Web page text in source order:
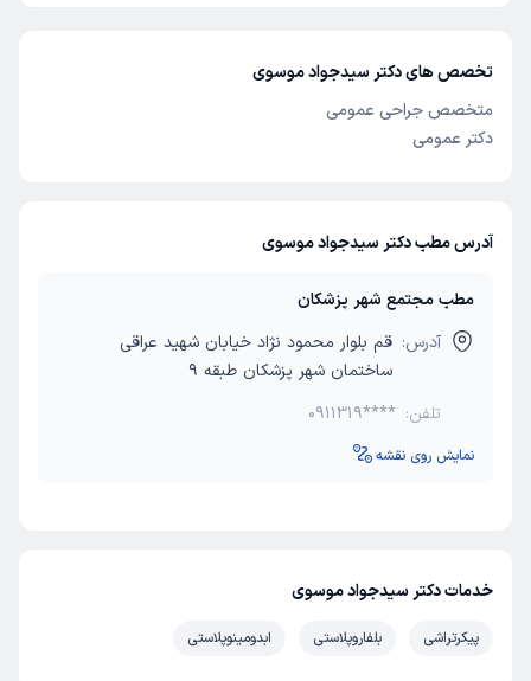
تخصص های دکتر سیدجواد موسوی
متخصص جراحی عمومی
دکتر عمومی
آدرس مطب دکتر سیدجواد موسوی
مطب مجتمع شهر پزشکان
آدرس: قم بلوار محمود نژاد خیابان شهید عراقی
ساختمان شهر پزشکان طبقه 9
تلفن: 0911319****
نمایش روی نقشه
خدمات دکتر سیدجواد موسوی
پیکرتراشی بلفاروپلاستی ابدومینوپلاستی